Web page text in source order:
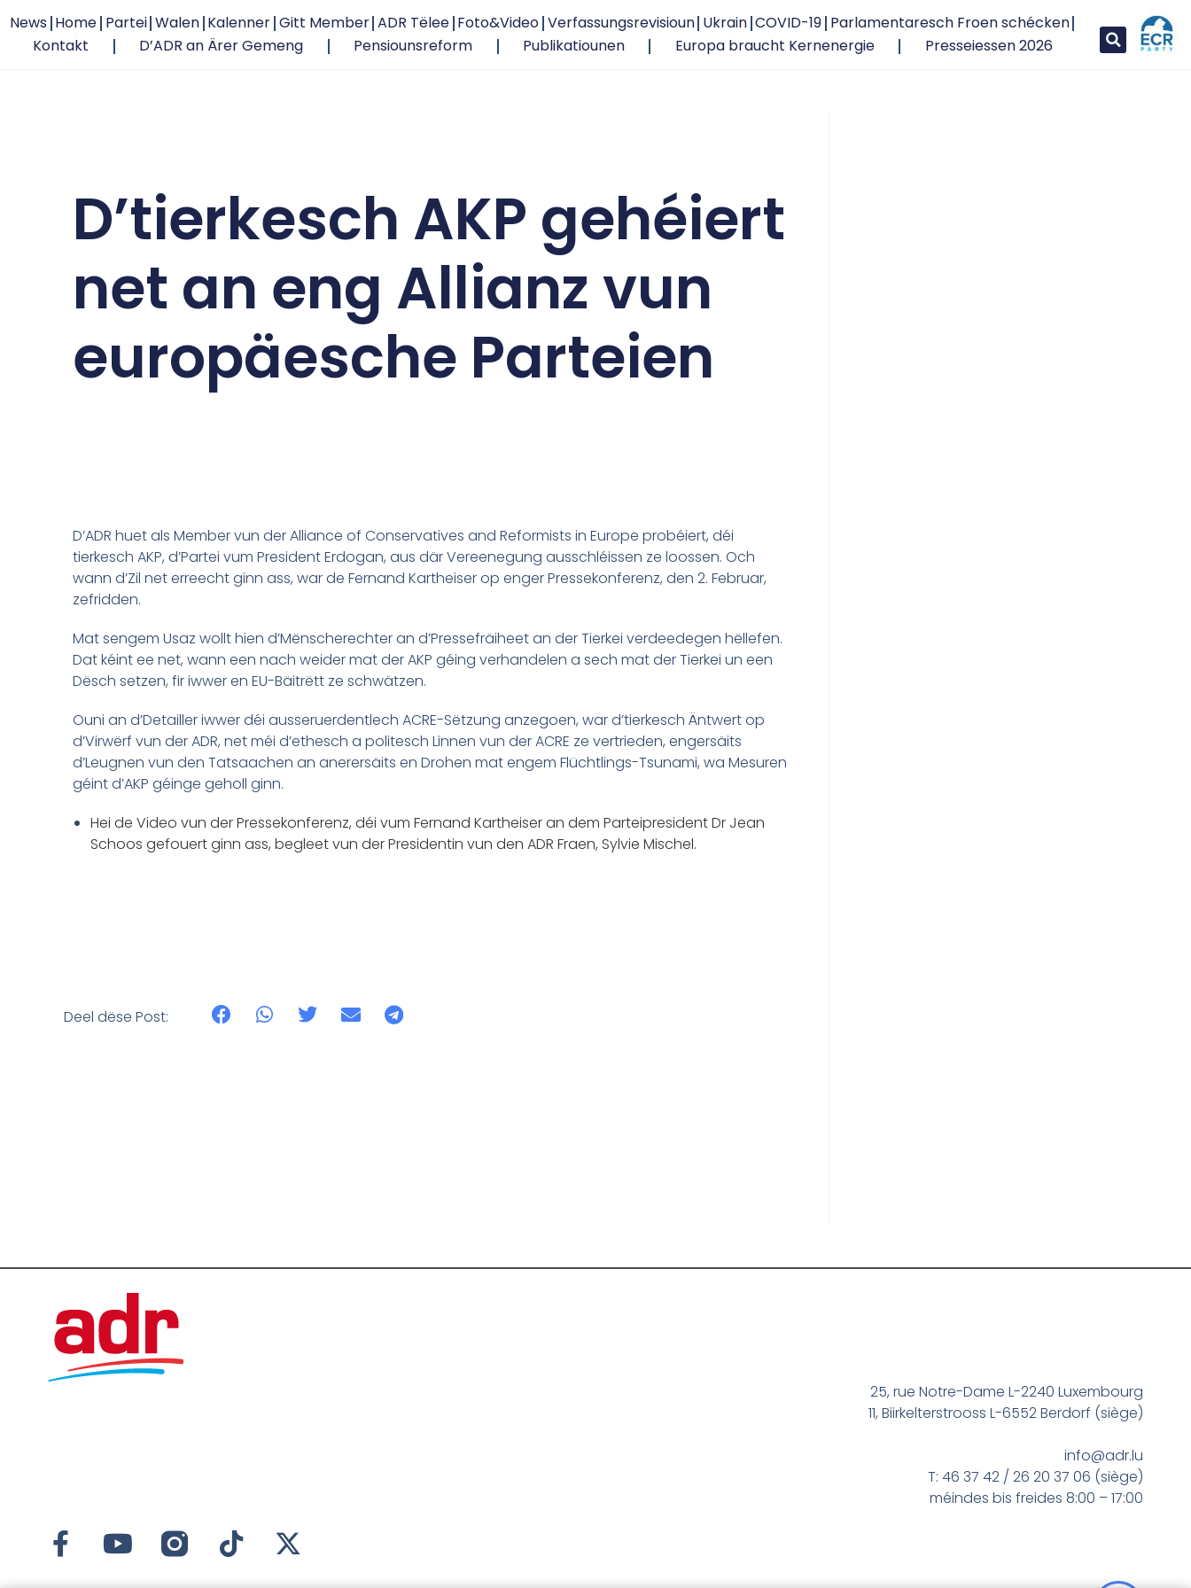
News Home Partei Walen Kalenner Gitt Member ADR Tëlee Foto&Video Verfassungsrevisioun Ukrain COVID-19 Parlamentaresch Froen schécken
Kontakt
D’ADR an Ärer Gemeng Pensiounsreform Publikatiounen Europa braucht Kernenergie Presseiessen 2026
D’tierkesch AKP gehéiert
net an eng Allianz vun
europäesche Parteien
D’ADR huet als Member vun der Alliance of Conservatives and Reformists in Europe probéiert, déi
tierkesch AKP, d’Partei vum President Erdogan, aus där Vereenegung ausschléissen ze loossen. Och
wann d’Zil net erreecht ginn ass, war de Fernand Kartheiser op enger Pressekonferenz, den 2. Februar,
zefridden.
Mat sengem Usaz wollt hien d’Mënscherechter an d’Pressefräiheet an der Tierkei verdeedegen hëllefen.
Dat kéint ee net, wann een nach weider mat der AKP géing verhandelen a sech mat der Tierkei un een
Dësch setzen, fir iwwer en EU-Bäitrëtt ze schwätzen.
Ouni an d’Detailler iwwer déi ausseruerdentlech ACRE-Sëtzung anzegoen, war d’tierkesch Äntwert op
d’Virwërf vun der ADR, net méi d’ethesch a politesch Linnen vun der ACRE ze vertrieden, engersäits
d’Leugnen vun den Tatsaachen an anerersäits en Drohen mat engem Flüchtlings-Tsunami, wa Mesuren
géint d’AKP géinge geholl ginn.
Hei de Video vun der Pressekonferenz, déi vum Fernand Kartheiser an dem Parteipresident Dr Jean
Schoos gefouert ginn ass, begleet vun der Presidentin vun den ADR Fraen, Sylvie Mischel.
Deel dëse Post:
25, rue Notre-Dame L-2240 Luxembourg
11, Biirkelterstrooss L-6552 Berdorf (siège)
info@adr.lu
T: 46 37 42 / 26 20 37 06 (siège)
méindes bis freides 8:00 – 17:00